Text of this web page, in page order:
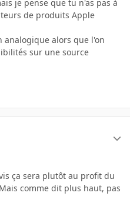
je pense que tu n'as pas à
de produits Apple
analogique alors que l'on
sur une source
ça sera plutôt au profit du
comme dit plus haut, pas